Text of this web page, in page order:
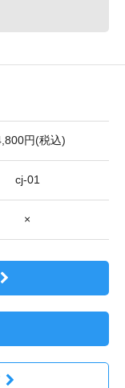
円(税込)
cj-01
×